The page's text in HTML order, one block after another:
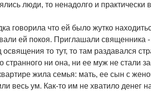
люди, то ненадолго и практически
говорила что ей было жутко
ей покоя. Приглашали священника
освящения то тут, то там раздавался
странного ни она, ни ее муж не стали
жила семья: мать, ее сын с
весь ум. Как-то им не хватило денег